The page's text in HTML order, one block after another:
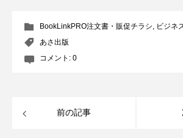
BookLinkPRO注文書・販促チラシ
ビジネ
あさ出版
コメント: 0
前の記事